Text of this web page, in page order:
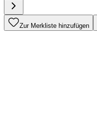
Zur Merkliste hinzufügen